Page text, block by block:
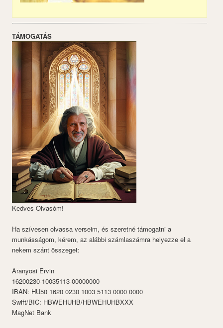
TÁMOGATÁS
Kedves Olvasóm!
Ha szívesen olvassa verseim, és szeretné támogatni a
munkásságom, kérem, az alábbi számlaszámra helyezze el a
nekem szánt összeget:
Aranyosi Ervin
16200230-10035113-00000000
IBAN: HU50 1620 0230 1003 5113 0000 0000
Swift/BIC: HBWEHUHB/HBWEHUHBXXX
MagNet Bank